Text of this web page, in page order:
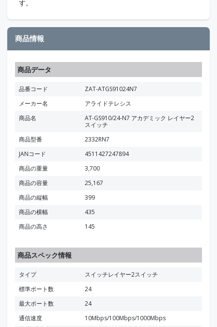
す。
商品情報
商品データ
品番コード
ZAT-ATGS91024N7
メーカー名
アライドテレシス
商品名
AT-GS910/24-N7 アカデミック レイヤー2
スイッチ
商品型番
2332RN7
JANコード
4511427247894
商品の重量
3,700
商品の容量
25,167
商品の縦幅
399
商品の横幅
435
商品の高さ
145
商品スペック情報
タイプ
スイッチレイヤー2スイッチ
標準ポート数
24
最大ポート数
24
通信速度
10Mbps/100Mbps/1000Mbps